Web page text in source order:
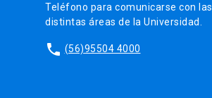
Teléfono para comunicarse con las
distintas áreas de la Universidad.
phone (56)95504 4000